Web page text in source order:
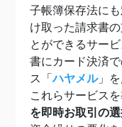
子帳簿保存法にも
け取った請求書
とができるサービ
書にカード決済
ス「ハヤメル」を
これらサービス
を即時お取引の